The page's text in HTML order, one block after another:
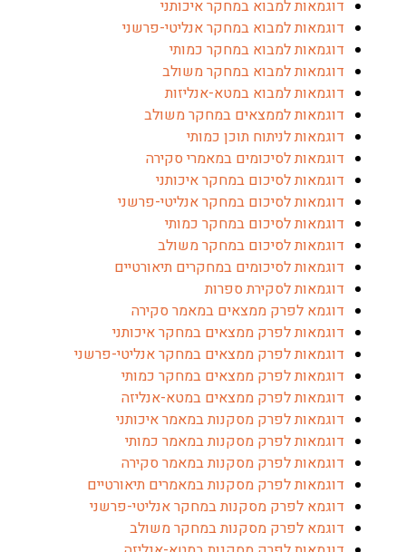
דוגמאות למבוא במחקר איכותני
דוגמאות למבוא במחקר אנליטי-פרשני
דוגמאות למבוא במחקר כמותי
דוגמאות למבוא במחקר משולב
דוגמאות למבוא במטא-אנליזות
דוגמאות לממצאים במחקר משולב
דוגמאות לניתוח תוכן כמותי
דוגמאות לסיכומים במאמרי סקירה
דוגמאות לסיכום במחקר איכותני
דוגמאות לסיכום במחקר אנליטי-פרשני
דוגמאות לסיכום במחקר כמותי
דוגמאות לסיכום במחקר משולב
דוגמאות לסיכומים במחקרים תיאורטיים
דוגמאות לסקירת ספרות
דוגמא לפרק ממצאים במאמר סקירה
דוגמאות לפרק ממצאים במחקר איכותני
דוגמאות לפרק ממצאים במחקר אנליטי-פרשני
דוגמאות לפרק ממצאים במחקר כמותי
דוגמאות לפרק ממצאים במטא-אנליזה
דוגמאות לפרק מסקנות במאמר איכותני
דוגמאות לפרק מסקנות במאמר כמותי
דוגמאות לפרק מסקנות במאמר סקירה
דוגמאות לפרק מסקנות במאמרים תיאורטיים
דוגמא לפרק מסקנות במחקר אנליטי-פרשני
דוגמא לפרק מסקנות במחקר משולב